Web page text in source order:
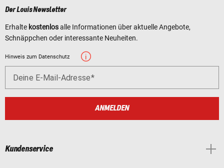
Der Louis Newsletter
Erhalte kostenlosalle Informationen über aktuelle Angebote,
Schnäppchen oder interessante Neuheiten.
Hinweis zum Datenschutz
Deine E-Mail-Adresse
ANMELDEN
Kundenservice